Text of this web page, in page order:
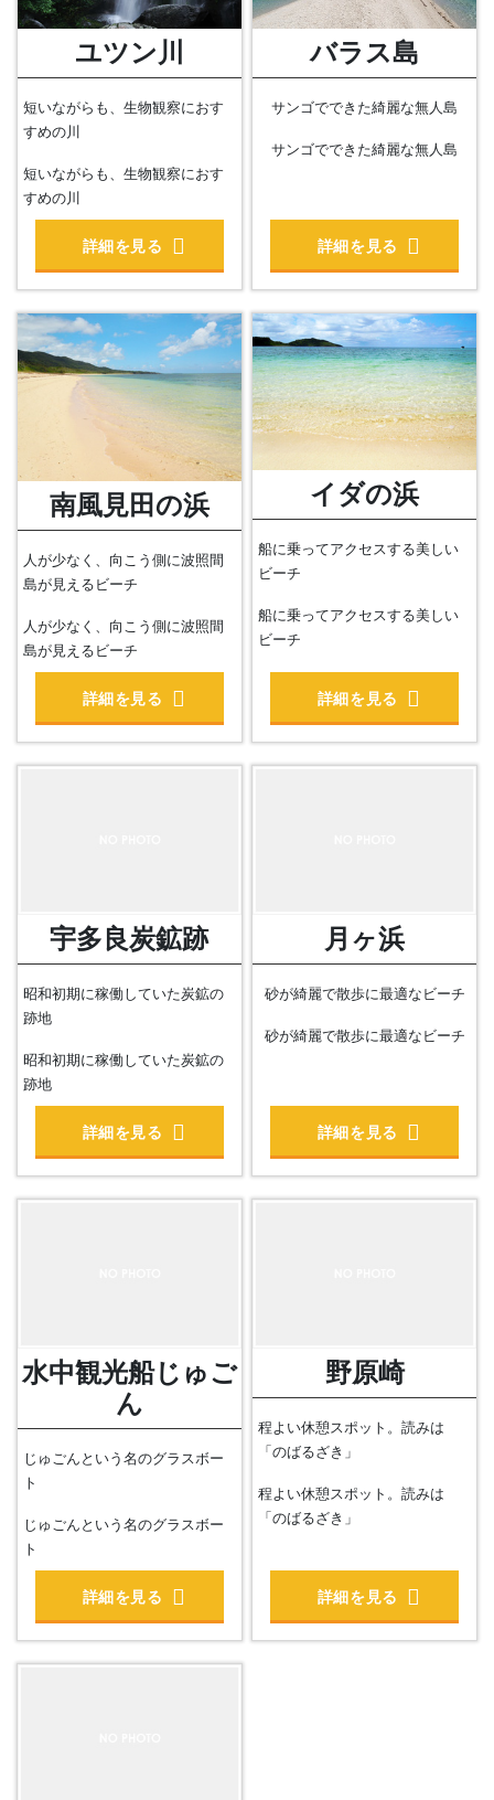
ユツン川
短いながらも、生物観察におす
すめの川
短いながらも、生物観察におす
すめの川
詳細を見る
バラス島
サンゴでできた綺麗な無人島
サンゴでできた綺麗な無人島
詳細を見る
南風見田の浜
人が少なく、向こう側に波照間
島が見えるビーチ
人が少なく、向こう側に波照間
島が見えるビーチ
詳細を見る
イダの浜
船に乗ってアクセスする美しい
ビーチ
船に乗ってアクセスする美しい
ビーチ
詳細を見る
宇多良炭鉱跡
昭和初期に稼働していた炭鉱の
跡地
昭和初期に稼働していた炭鉱の
跡地
詳細を見る
月ヶ浜
砂が綺麗で散歩に最適なビーチ
砂が綺麗で散歩に最適なビーチ
詳細を見る
水中観光船じゅご
ん
じゅごんという名のグラスボー
ト
じゅごんという名のグラスボー
ト
詳細を見る
野原崎
程よい休憩スポット。読みは
「のばるざき」
程よい休憩スポット。読みは
「のばるざき」
詳細を見る